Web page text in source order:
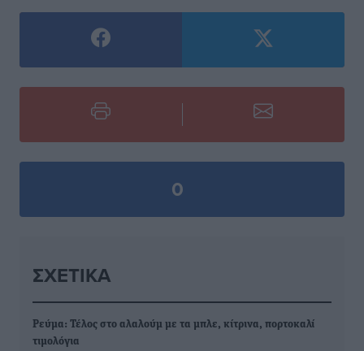
0
ΣΧΕΤΙΚΆ
Ρεύμα: Τέλος στο αλαλούμ με τα μπλε, κίτρινα, πορτοκαλί
τιμολόγια